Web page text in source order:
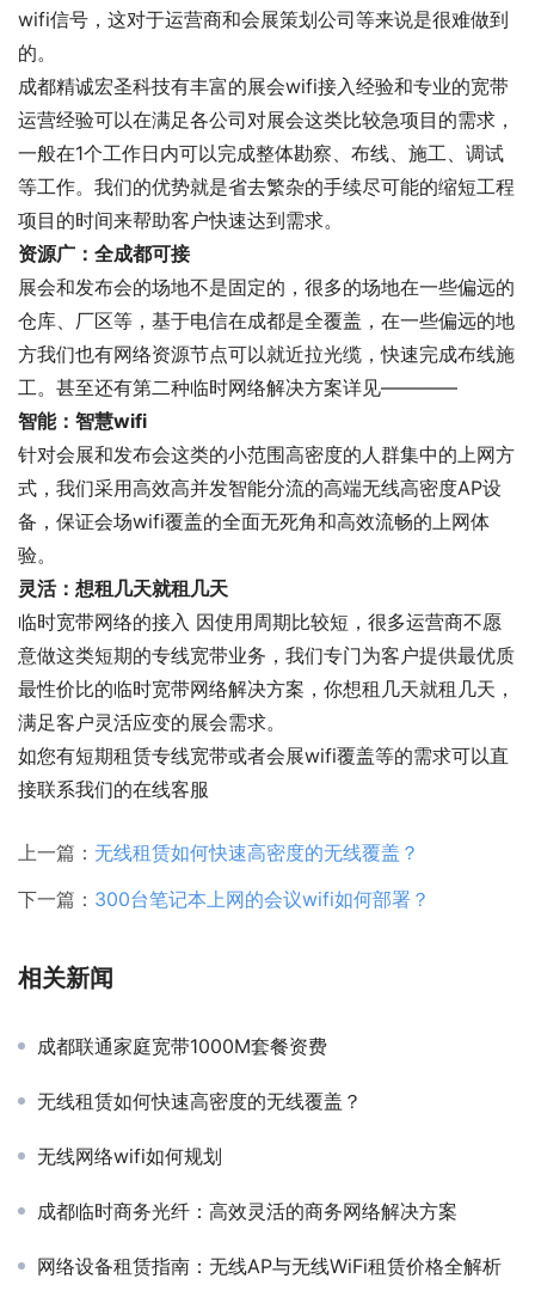
wifi信号，这对于运营商和会展策划公司等来说是很难做到
的。
成都精诚宏圣科技有丰富的展会wifi接入经验和专业的宽带
运营经验可以在满足各公司对展会这类比较急项目的需求，
一般在1个工作日内可以完成整体勘察、布线、施工、调试
等工作。我们的优势就是省去繁杂的手续尽可能的缩短工程
项目的时间来帮助客户快速达到需求。
资源广：全成都可接
展会和发布会的场地不是固定的，很多的场地在一些偏远的
仓库、厂区等，基于电信在成都是全覆盖，在一些偏远的地
方我们也有网络资源节点可以就近拉光缆，快速完成布线施
工。甚至还有第二种临时网络解决方案详见————
智能：智慧wifi
针对会展和发布会这类的小范围高密度的人群集中的上网方
式，我们采用高效高并发智能分流的高端无线高密度AP设
备，保证会场wifi覆盖的全面无死角和高效流畅的上网体
验。
灵活：想租几天就租几天
临时宽带网络的接入 因使用周期比较短，很多运营商不愿
意做这类短期的专线宽带业务，我们专门为客户提供最优质
最性价比的临时宽带网络解决方案，你想租几天就租几天，
满足客户灵活应变的展会需求。
如您有短期租赁专线宽带或者会展wifi覆盖等的需求可以直
接联系我们的在线客服
上一篇： 无线租赁如何快速高密度的无线覆盖？
下一篇： 300台笔记本上网的会议wifi如何部署？
相关新闻
成都联通家庭宽带1000M套餐资费
无线租赁如何快速高密度的无线覆盖？
无线网络wifi如何规划
成都临时商务光纤：高效灵活的商务网络解决方案
网络设备租赁指南：无线AP与无线WiFi租赁价格全解析